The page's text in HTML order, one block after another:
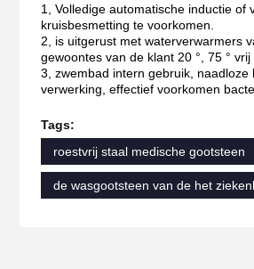
1, Volledige automatische inductie
kruisbesmetting te voorkomen.
2, is uitgerust met waterverwarmers
gewoontes van de klant 20 °, 75 ° vrij
3, zwembad intern gebruik,
verwerking, effectief voorkomen
Tags:
roestvrij staal medische gootsteen
de wasgootsteen van de het